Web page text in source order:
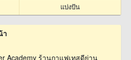
แบ่งปัน
า
Academy ร้านกาแฟเทสดีย่าน